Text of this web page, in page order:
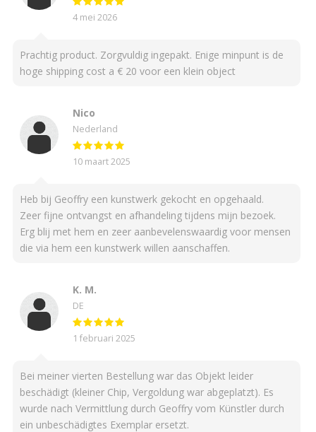
4 mei 2026
Prachtig product. Zorgvuldig ingepakt. Enige minpunt is de
hoge shipping cost a € 20 voor een klein object
Nico
Nederland
10 maart 2025
Heb bij Geoffry een kunstwerk gekocht en opgehaald.
Zeer fijne ontvangst en afhandeling tijdens mijn bezoek.
Erg blij met hem en zeer aanbevelenswaardig voor mensen
die via hem een kunstwerk willen aanschaffen.
K. M.
DE
1 februari 2025
Bei meiner vierten Bestellung war das Objekt leider
beschädigt (kleiner Chip, Vergoldung war abgeplatzt). Es
wurde nach Vermittlung durch Geoffry vom Künstler durch
ein unbeschädigtes Exemplar ersetzt.